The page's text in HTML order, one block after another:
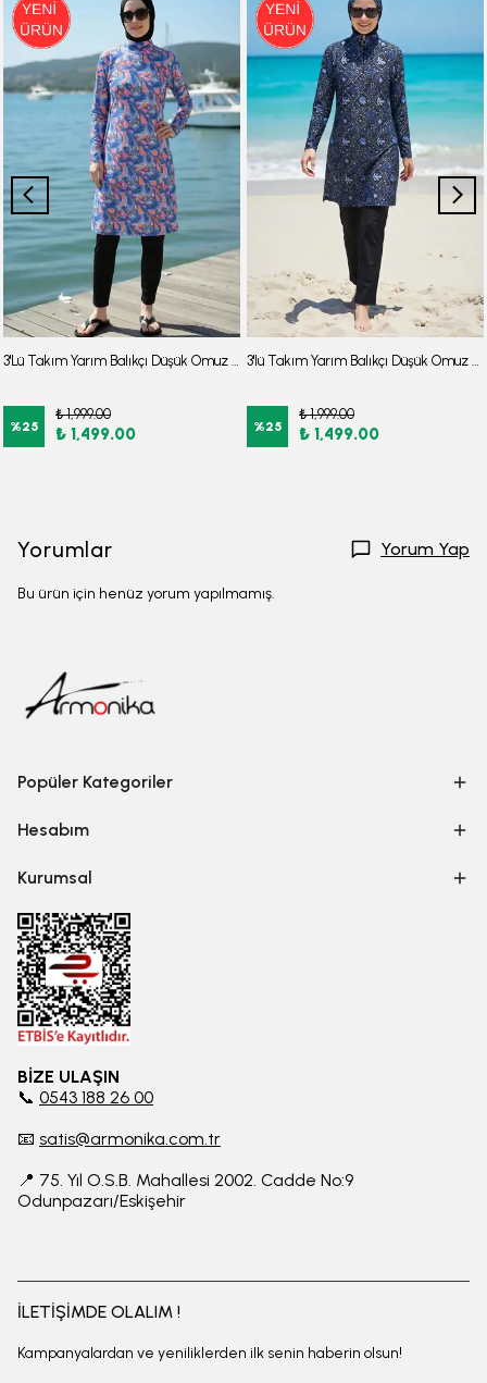
%25
₺ 1,999.00
₺ 1,499.00 %25
₺ 1,999.00
₺ 1,499.00
Yorumlar Yorum Yap
Bu ürün için henüz yorum yapılmamış.
Popüler Kategoriler
Hesabım
Kurumsal
BİZE ULAŞIN
📞 0543 188 26 00
📧 satis@armonika.com.tr
📍 75. Yıl O.S.B. Mahallesi 2002. Cadde No:9
Odunpazarı/Eskişehir
İLETİŞİMDE OLALIM !
Kampanyalardan ve yeniliklerden ilk senin haberin olsun!